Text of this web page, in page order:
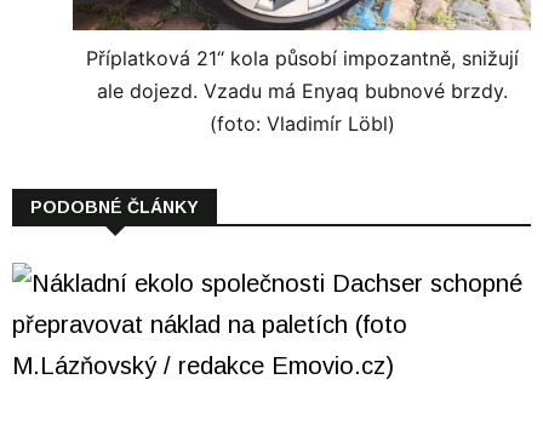
Příplatková 21“ kola působí impozantně, snižují
ale dojezd. Vzadu má Enyaq bubnové brzdy.
(foto: Vladimír Löbl)
PODOBNÉ ČLÁNKY